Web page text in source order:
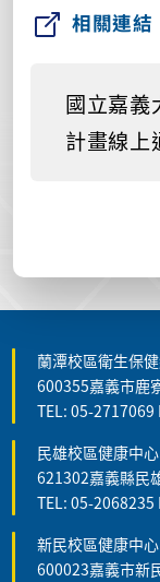
相關連結
國立嘉義
計畫線上
蘭潭校區衛生保
600355嘉義市鹿
TEL: 05-2717069
民雄校區健康中
621302嘉義縣民
TEL: 05-2068235
新民校區健康中
600023嘉義市新